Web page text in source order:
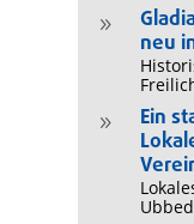
9
neu
9
Ein